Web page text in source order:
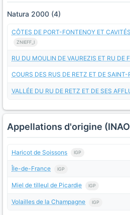
Natura 2000 (4)
CÔTES DE PORT-FONTENOY ET
ZNIEFF_I
RU DU MOULIN DE VAUREZIS ET RU DE
COURS DES RUS DE RETZ ET DE SAINT-
VALLÉE DU RU DE RETZ ET DE SES
Appellations d'origine
Haricot de Soissons IGP
Île-de-France IGP
Miel de tilleul de Picardie IGP
Volailles de la Champagne IGP